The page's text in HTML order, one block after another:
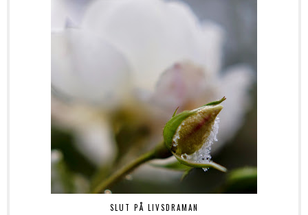
SLUT PÅ LIVSDRAMAN